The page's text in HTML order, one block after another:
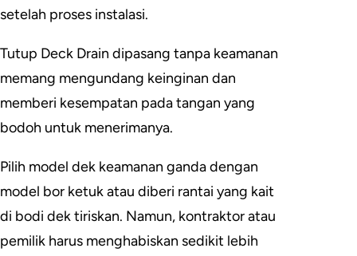
setelah proses instalasi.
Tutup Deck Drain dipasang tanpa keamanan
memang mengundang keinginan dan
memberi kesempatan pada tangan yang
bodoh untuk menerimanya.
Pilih model dek keamanan ganda dengan
model bor ketuk atau diberi rantai yang kait
di bodi dek tiriskan. Namun, kontraktor atau
pemilik harus menghabiskan sedikit lebih